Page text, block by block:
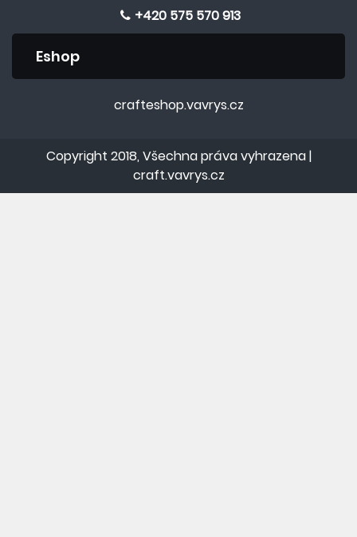
+420 575 570 913
Eshop
crafteshop.vavrys.cz
Copyright 2018, Všechna práva vyhrazena |
craft.vavrys.cz